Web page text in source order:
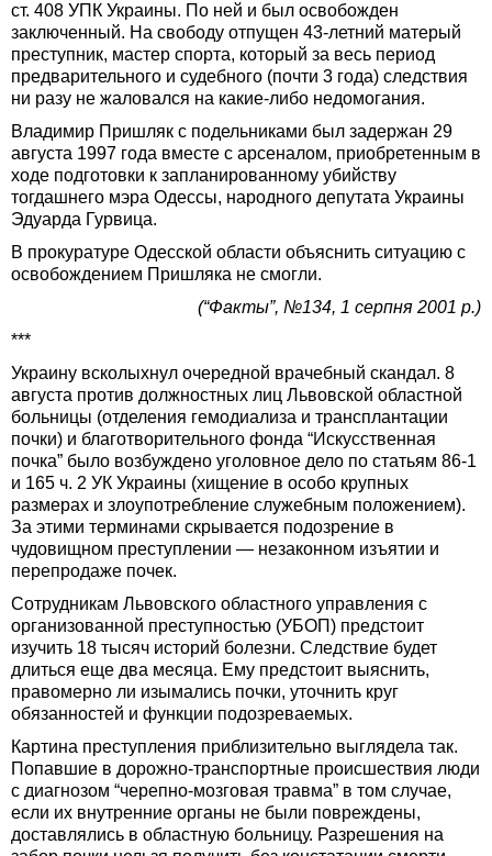
ст. 408 УПК Украины. По ней и был освобожден
заключенный. На свободу отпущен 43-летний матерый
преступник, мастер спорта, который за весь период
предварительного и судебного (почти 3 года) следствия
ни разу не жаловался на какие-либо недомогания.
Владимир Пришляк с подельниками был задержан 29
августа 1997 года вместе с арсеналом, приобретенным в
ходе подготовки к запланированному убийству
тогдашнего мэра Одессы, народного депутата Украины
Эдуарда Гурвица.
В прокуратуре Одесской области объяснить ситуацию с
освобождением Пришляка не смогли.
(“Факты”, №134, 1 серпня 2001 р.)
***
Украину всколыхнул очередной врачебный скандал. 8
августа против должностных лиц Львовской областной
больницы (отделения гемодиализа и трансплантации
почки) и благотворительного фонда “Искусственная
почка” было возбуждено уголовное дело по статьям 86-1
и 165 ч. 2 УК Украины (хищение в особо крупных
размерах и злоупотребление служебным положением).
За этими терминами скрывается подозрение в
чудовищном преступлении — незаконном изъятии и
перепродаже почек.
Сотрудникам Львовского областного управления с
организованной преступностью (УБОП) предстоит
изучить 18 тысяч историй болезни. Следствие будет
длиться еще два месяца. Ему предстоит выяснить,
правомерно ли изымались почки, уточнить круг
обязанностей и функции подозреваемых.
Картина преступления приблизительно выглядела так.
Попавшие в дорожно-транспортные происшествия люди
с диагнозом “черепно-мозговая травма” в том случае,
если их внутренние органы не были повреждены,
доставлялись в областную больницу. Разрешения на